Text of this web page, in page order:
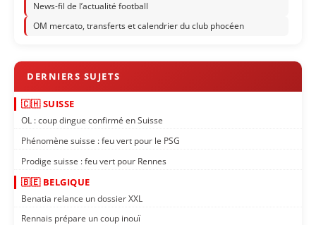
News-fil de l’actualité football
OM mercato, transferts et calendrier du club phocéen
🇨🇭 SUISSE
OL : coup dingue confirmé en Suisse
Phénomène suisse : feu vert pour le PSG
Prodige suisse : feu vert pour Rennes
🇧🇪 BELGIQUE
Benatia relance un dossier XXL
Rennais prépare un coup inouï